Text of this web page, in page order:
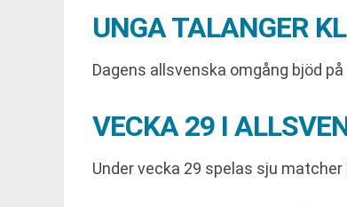
UNGA TALANGER
Dagens allsvenska omgång bjöd
VECKA 29 I
Under vecka 29 spelas sju